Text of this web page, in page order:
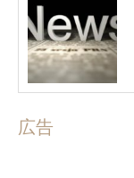
広告